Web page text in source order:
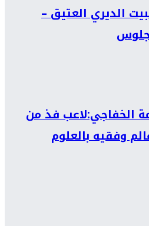
الديري العتيق –
الخفاجي:لاعب فذ من
وفقيه بالعلوم